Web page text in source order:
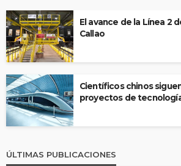
El avance de la Línea 2
Callao
Científicos chinos
proyectos de
ÚLTIMAS PUBLICACIONES